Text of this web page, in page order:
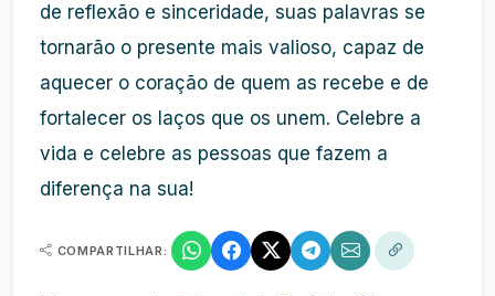
de reflexão e sinceridade, suas palavras se
tornarão o presente mais valioso, capaz de
aquecer o coração de quem as recebe e de
fortalecer os laços que os unem. Celebre a
vida e celebre as pessoas que fazem a
diferença na sua!
COMPARTILHAR: